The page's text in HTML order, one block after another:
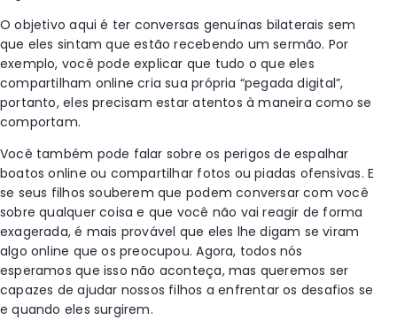
O objetivo aqui é ter conversas genuínas bilaterais sem
que eles sintam que estão recebendo um sermão. Por
exemplo, você pode explicar que tudo o que eles
compartilham online cria sua própria “pegada digital”,
portanto, eles precisam estar atentos à maneira como se
comportam.
Você também pode falar sobre os perigos de espalhar
boatos online ou compartilhar fotos ou piadas ofensivas. E
se seus filhos souberem que podem conversar com você
sobre qualquer coisa e que você não vai reagir de forma
exagerada, é mais provável que eles lhe digam se viram
algo online que os preocupou. Agora, todos nós
esperamos que isso não aconteça, mas queremos ser
capazes de ajudar nossos filhos a enfrentar os desafios se
e quando eles surgirem.